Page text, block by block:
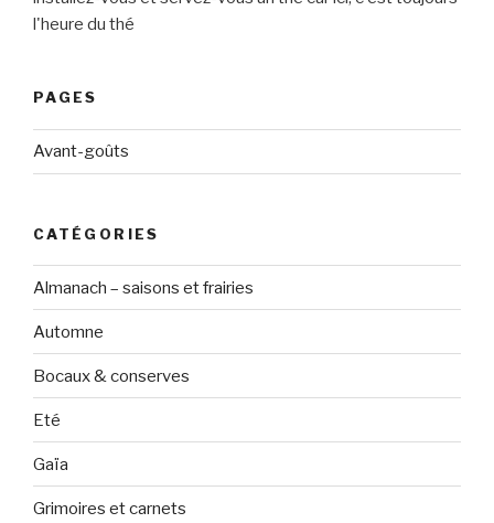
l'heure du thé
PAGES
Avant-goûts
CATÉGORIES
Almanach – saisons et frairies
Automne
Bocaux & conserves
Eté
Gaïa
Grimoires et carnets